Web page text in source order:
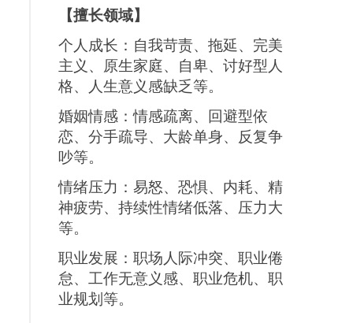
【擅长领域】
个人成长：自我苛责、拖延、完美
主义、原生家庭、自卑、讨好型人
格、人生意义感缺乏等。
婚姻情感：情感疏离、回避型依
恋、分手疏导、大龄单身、反复争
吵等。
情绪压力：易怒、恐惧、内耗、精
神疲劳、持续性情绪低落、压力大
等。
职业发展：职场人际冲突、职业倦
怠、工作无意义感、职业危机、职
业规划等。